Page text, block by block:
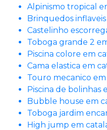
Alpinismo tropical
Brinquedos
Castelinho
Toboga grande 2
Piscina colore em
Cama elastica em
Touro mecanico
Piscina de bolinhas
Bubble house em
Toboga jardim
High jump em